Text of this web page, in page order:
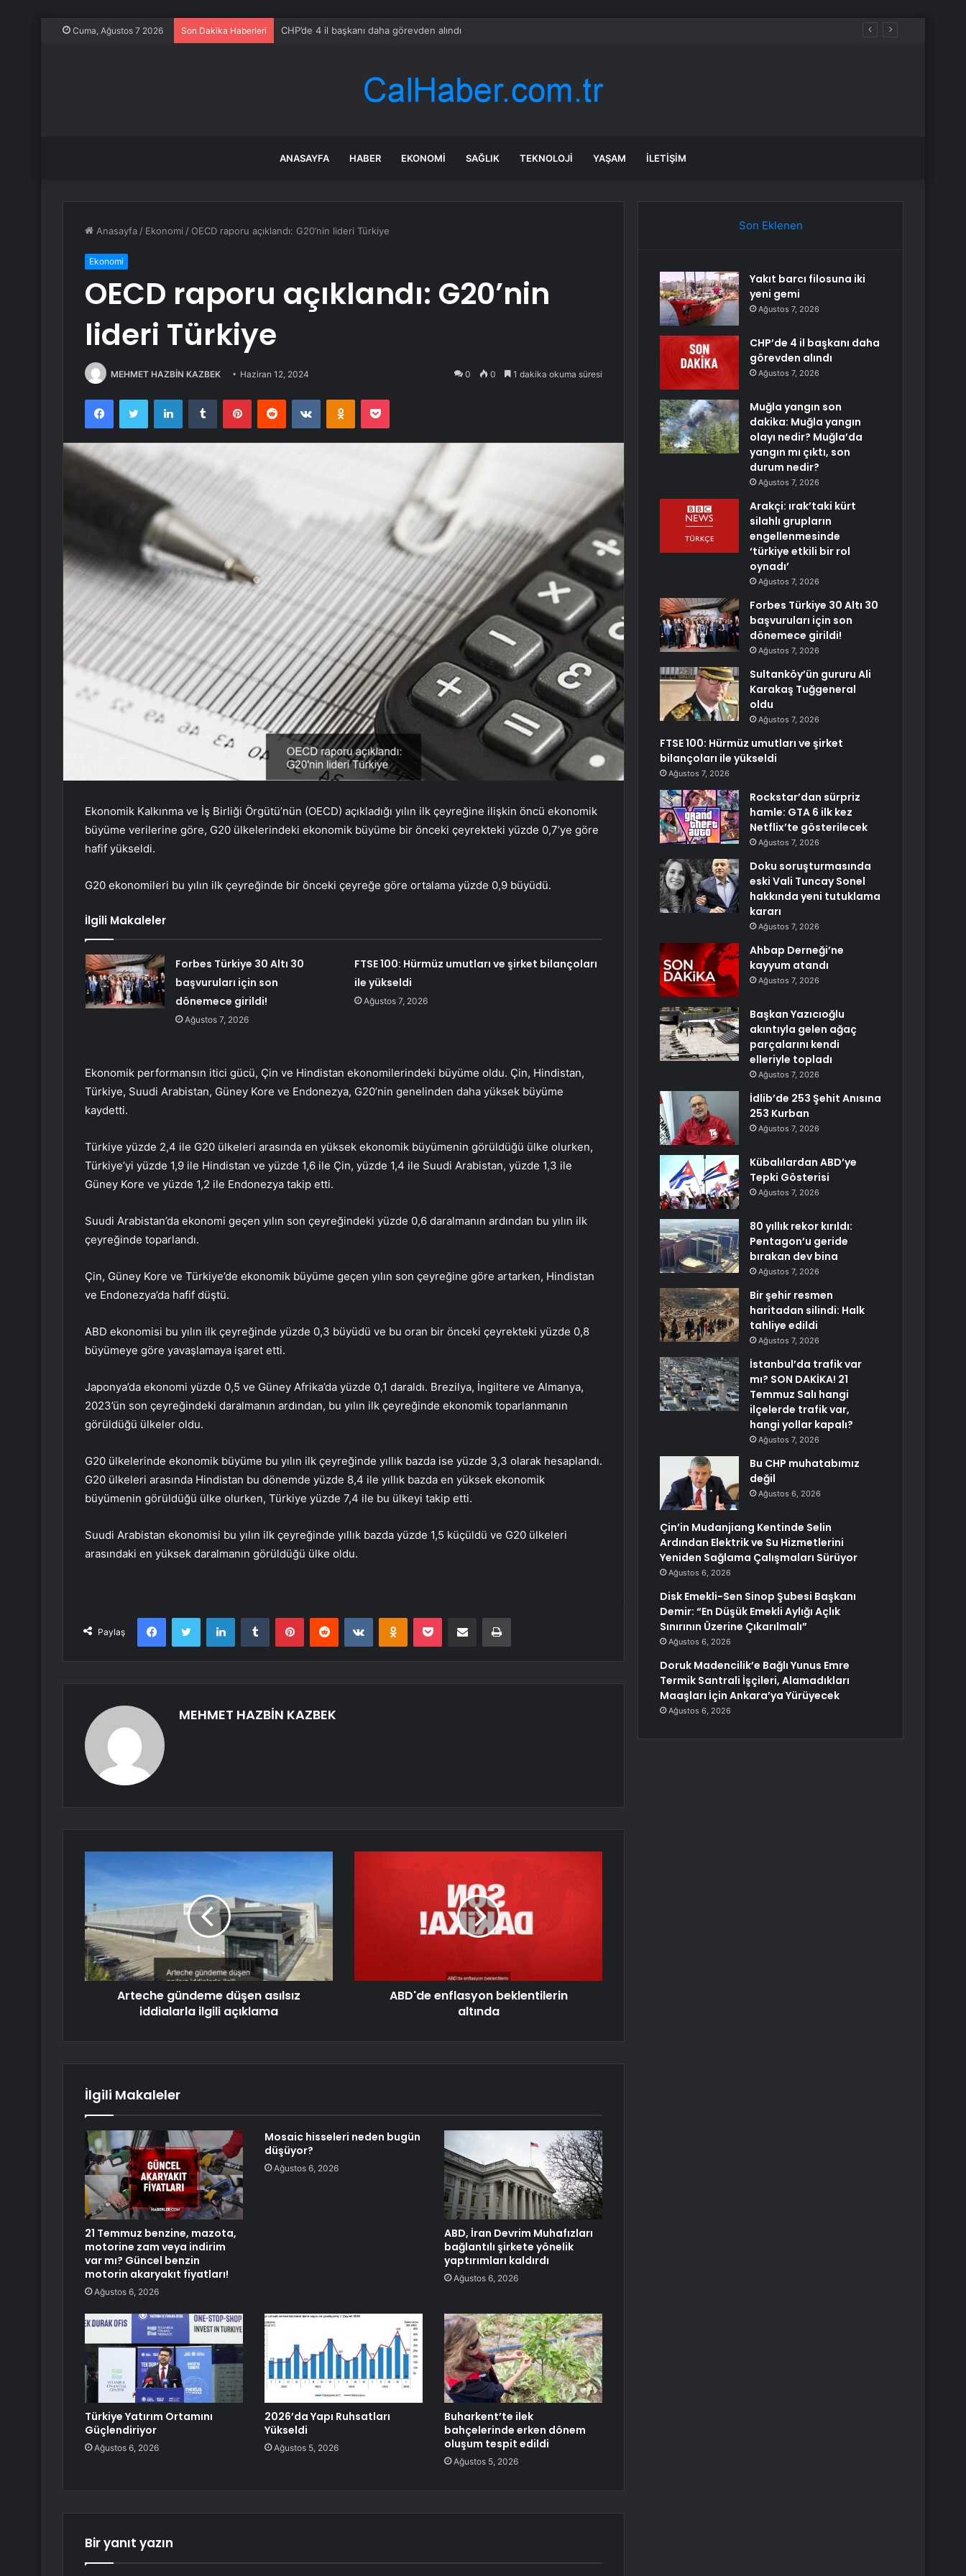
Cuma, Ağustos 7 2026 Son Dakika Haberleri CHP’de 4 il başkanı daha görevden alındı
ANASAYFA HABER EKONOMI SAĞLIK TEKNOLOJI YAŞAM İLETIŞIM
Anasayfa / Ekonomi / OECD raporu açıklandı: G20’nin lideri Türkiye
Ekonomi
OECD raporu açıklandı: G20’nin
lideri Türkiye
MEHMET HAZBİN KAZBEK Haziran 12, 2024 0 0 1 dakika okuma süresi
FacebookTwitter LinkedInTumblr PinterestReddit VKontakteOdnoklassniki
Pocket
Ekonomik Kalkınma ve İş Birliği Örgütü’nün (OECD) açıkladığı yılın ilk çeyreğine ilişkin öncü ekonomik
büyüme verilerine göre, G20 ülkelerindeki ekonomik büyüme bir önceki çeyrekteki yüzde 0,7’ye göre
hafif yükseldi.
G20 ekonomileri bu yılın ilk çeyreğinde bir önceki çeyreğe göre ortalama yüzde 0,9 büyüdü.
İlgili Makaleler
Forbes Türkiye 30 Altı 30
başvuruları için son
dönemece girildi!
Ağustos 7, 2026
FTSE 100: Hürmüz umutları ve şirket bilançoları
ile yükseldi
Ağustos 7, 2026
Ekonomik performansın itici gücü, Çin ve Hindistan ekonomilerindeki büyüme oldu. Çin, Hindistan,
Türkiye, Suudi Arabistan, Güney Kore ve Endonezya, G20’nin genelinden daha yüksek büyüme
kaydetti.
Türkiye yüzde 2,4 ile G20 ülkeleri arasında en yüksek ekonomik büyümenin görüldüğü ülke olurken,
Türkiye’yi yüzde 1,9 ile Hindistan ve yüzde 1,6 ile Çin, yüzde 1,4 ile Suudi Arabistan, yüzde 1,3 ile
Güney Kore ve yüzde 1,2 ile Endonezya takip etti.
Suudi Arabistan’da ekonomi geçen yılın son çeyreğindeki yüzde 0,6 daralmanın ardından bu yılın ilk
çeyreğinde toparlandı.
Çin, Güney Kore ve Türkiye’de ekonomik büyüme geçen yılın son çeyreğine göre artarken, Hindistan
ve Endonezya’da hafif düştü.
ABD ekonomisi bu yılın ilk çeyreğinde yüzde 0,3 büyüdü ve bu oran bir önceki çeyrekteki yüzde 0,8
büyümeye göre yavaşlamaya işaret etti.
Japonya’da ekonomi yüzde 0,5 ve Güney Afrika’da yüzde 0,1 daraldı. Brezilya, İngiltere ve Almanya,
2023’ün son çeyreğindeki daralmanın ardından, bu yılın ilk çeyreğinde ekonomik toparlanmanın
görüldüğü ülkeler oldu.
G20 ülkelerinde ekonomik büyüme bu yılın ilk çeyreğinde yıllık bazda ise yüzde 3,3 olarak hesaplandı.
G20 ülkeleri arasında Hindistan bu dönemde yüzde 8,4 ile yıllık bazda en yüksek ekonomik
büyümenin görüldüğü ülke olurken, Türkiye yüzde 7,4 ile bu ülkeyi takip etti.
Suudi Arabistan ekonomisi bu yılın ilk çeyreğinde yıllık bazda yüzde 1,5 küçüldü ve G20 ülkeleri
arasındaki en yüksek daralmanın görüldüğü ülke oldu.
Paylaş
FacebookTwitter LinkedInTumblr PinterestReddit VKontakteOdnoklassniki
Pocket E-Posta ile paylaş Yazdır
MEHMET HAZBİN KAZBEK
Arteche gündeme düşen asılsız
iddialarla ilgili açıklama
ABD'de enflasyon beklentilerin
altında
İlgili Makaleler
21 Temmuz benzine, mazota,
motorine zam veya indirim
var mı? Güncel benzin
motorin akaryakıt fiyatları!
Ağustos 6, 2026
Mosaic hisseleri neden bugün
düşüyor?
Ağustos 6, 2026
ABD, İran Devrim Muhafızları
bağlantılı şirkete yönelik
yaptırımları kaldırdı
Ağustos 6, 2026
Türkiye Yatırım Ortamını
Güçlendiriyor
Ağustos 6, 2026
2026’da Yapı Ruhsatları
Yükseldi
Ağustos 5, 2026
Buharkent’te ilek
bahçelerinde erken dönem
oluşum tespit edildi
Ağustos 5, 2026
Bir yanıt yazın
Son Eklenen
Yakıt barcı filosuna iki
yeni gemi
Ağustos 7, 2026
CHP’de 4 il başkanı daha
görevden alındı
Ağustos 7, 2026
Muğla yangın son
dakika: Muğla yangın
olayı nedir? Muğla’da
yangın mı çıktı, son
durum nedir?
Ağustos 7, 2026
Arakçi: ırak’taki kürt
silahlı grupların
engellenmesinde
‘türkiye etkili bir rol
oynadı’
Ağustos 7, 2026
Forbes Türkiye 30 Altı 30
başvuruları için son
dönemece girildi!
Ağustos 7, 2026
Sultanköy’ün gururu Ali
Karakaş Tuğgeneral
oldu
Ağustos 7, 2026
FTSE 100: Hürmüz umutları ve şirket
bilançoları ile yükseldi
Ağustos 7, 2026
Rockstar’dan sürpriz
hamle: GTA 6 ilk kez
Netflix’te gösterilecek
Ağustos 7, 2026
Doku soruşturmasında
eski Vali Tuncay Sonel
hakkında yeni tutuklama
kararı
Ağustos 7, 2026
Ahbap Derneği’ne
kayyum atandı
Ağustos 7, 2026
Başkan Yazıcıoğlu
akıntıyla gelen ağaç
parçalarını kendi
elleriyle topladı
Ağustos 7, 2026
İdlib’de 253 Şehit Anısına
253 Kurban
Ağustos 7, 2026
Kübalılardan ABD’ye
Tepki Gösterisi
Ağustos 7, 2026
80 yıllık rekor kırıldı:
Pentagon’u geride
bırakan dev bina
Ağustos 7, 2026
Bir şehir resmen
haritadan silindi: Halk
tahliye edildi
Ağustos 7, 2026
İstanbul’da trafik var
mı? SON DAKİKA! 21
Temmuz Salı hangi
ilçelerde trafik var,
hangi yollar kapalı?
Ağustos 7, 2026
Bu CHP muhatabımız
değil
Ağustos 6, 2026
Çin’in Mudanjiang Kentinde Selin
Ardından Elektrik ve Su Hizmetlerini
Yeniden Sağlama Çalışmaları Sürüyor
Ağustos 6, 2026
Disk Emekli-Sen Sinop Şubesi Başkanı
Demir: “En Düşük Emekli Aylığı Açlık
Sınırının Üzerine Çıkarılmalı”
Ağustos 6, 2026
Doruk Madencilik’e Bağlı Yunus Emre
Termik Santrali İşçileri, Alamadıkları
Maaşları İçin Ankara’ya Yürüyecek
Ağustos 6, 2026